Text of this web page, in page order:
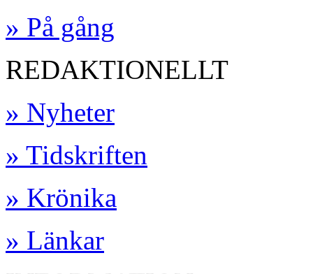
» På gång
REDAKTIONELLT
» Nyheter
» Tidskriften
» Krönika
» Länkar